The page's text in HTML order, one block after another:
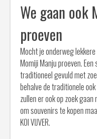
We gaan ook
proeven
Mocht je onderweg
Momiji Manju proeven.
traditioneel gevuld met
behalve de traditionele
zullen er ook op zoek
om souvenirs te kopen
KOI VIJVER.